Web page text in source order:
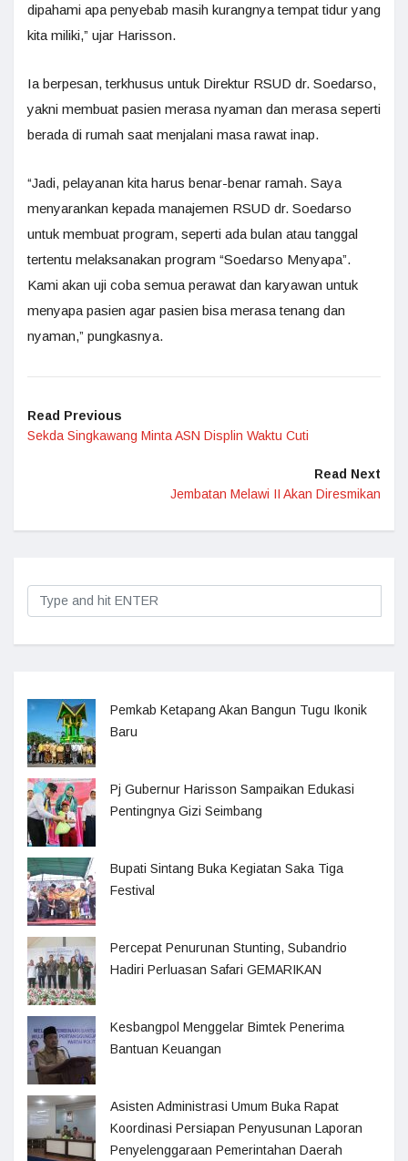
dipahami apa penyebab masih kurangnya tempat tidur yang
kita miliki,” ujar Harisson.
Ia berpesan, terkhusus untuk Direktur RSUD dr. Soedarso,
yakni membuat pasien merasa nyaman dan merasa seperti
berada di rumah saat menjalani masa rawat inap.
“Jadi, pelayanan kita harus benar-benar ramah. Saya
menyarankan kepada manajemen RSUD dr. Soedarso
untuk membuat program, seperti ada bulan atau tanggal
tertentu melaksanakan program “Soedarso Menyapa”.
Kami akan uji coba semua perawat dan karyawan untuk
menyapa pasien agar pasien bisa merasa tenang dan
nyaman,” pungkasnya.
Read Previous
Sekda Singkawang Minta ASN Displin Waktu Cuti
Read Next
Jembatan Melawi II Akan Diresmikan
Pemkab Ketapang Akan Bangun Tugu Ikonik
Baru
Pj Gubernur Harisson Sampaikan Edukasi
Pentingnya Gizi Seimbang
Bupati Sintang Buka Kegiatan Saka Tiga
Festival
Percepat Penurunan Stunting, Subandrio
Hadiri Perluasan Safari GEMARIKAN
Kesbangpol Menggelar Bimtek Penerima
Bantuan Keuangan
Asisten Administrasi Umum Buka Rapat
Koordinasi Persiapan Penyusunan Laporan
Penyelenggaraan Pemerintahan Daerah